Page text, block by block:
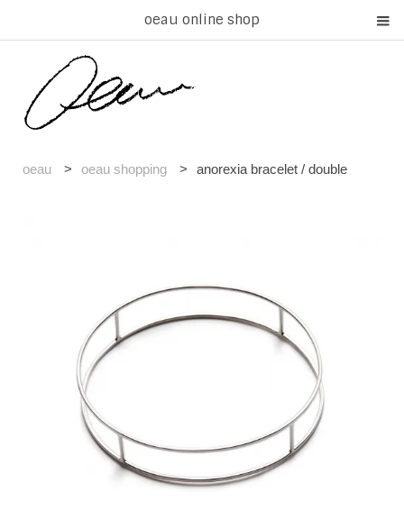
oeau online shop
oeau > oeau shopping > anorexia bracelet / double